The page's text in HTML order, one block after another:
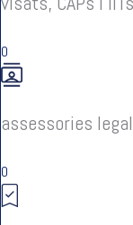
0
assessories
0